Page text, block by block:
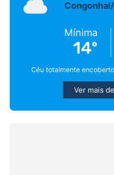
Mínima
14º
Céu totalmente
Ver mais